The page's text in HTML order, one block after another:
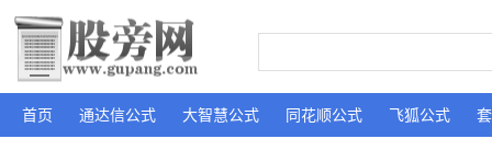
首页 通达信公式 大智慧公式 同花顺公式 飞狐公式